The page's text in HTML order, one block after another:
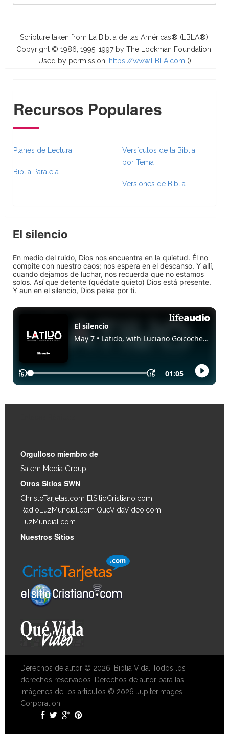
Scripture taken from La Biblia de las Américas® (LBLA®),
Copyright © 1986, 1995, 1997 by The Lockman Foundation.
Used by permission.
https://www.LBLA.com ()
Recursos Populares
Planes de Lectura
Biblia Paralela
Versículos de la Biblia
por Tema
Versiones de Biblia
El silencio
En medio del ruido, Dios nos encuentra en la quietud. Él no
compite con nuestro caos; nos espera en el descanso. Y allí,
cuando dejamos de luchar, nos recuerda que no estamos
solos. Así que detente (quédate quieto) Dios está presente.
Y aun en el silencio, Dios pelea por ti.
Orgulloso miembro de
Salem Media Group
Otros Sitios SWN
ChristoTarjetas.com ElSitioCristiano.com
RadioLuzMundial.com QueVidaVideo.com
LuzMundial.com
Nuestros Sitios
Derechos de autor © 2026, Biblia Vida. Todos los
derechos reservados. Derechos de autor para las
imágenes de los artículos © 2026 JupiterImages
Corporation.